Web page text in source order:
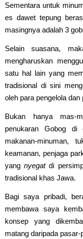
Sementara untuk
es dawet tepung
masingnya adalah 3
Selain suasana,
mengharuskan
satu hal lain yang
tradisional di sini
oleh para pengelola
Bukan hanya mas-
penukaran Gobog
makanan-minuman,
keamanan, penjaga
yangnyegatdi
tradisional khas Jawa.
Bagi saya pribadi,
membawa saya
konsep yang
matang daripada